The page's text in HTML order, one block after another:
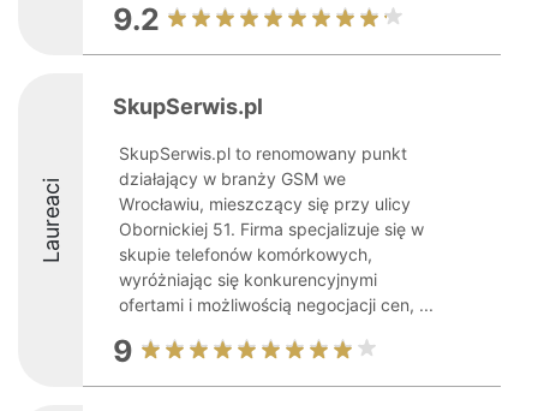
9.2
Laureaci
SkupSerwis.pl
SkupSerwis.pl to renomowany punkt
działający w branży GSM we
Wrocławiu, mieszczący się przy ulicy
Obornickiej 51. Firma specjalizuje się w
skupie telefonów komórkowych,
wyróżniając się konkurencyjnymi
ofertami i możliwością negocjacji cen, ...
9